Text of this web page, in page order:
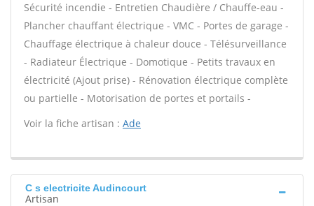
Sécurité incendie - Entretien Chaudière / Chauffe-eau -
Plancher chauffant électrique - VMC - Portes de garage -
Chauffage électrique à chaleur douce - Télésurveillance
- Radiateur Électrique - Domotique - Petits travaux en
électricité (Ajout prise) - Rénovation électrique complète
ou partielle - Motorisation de portes et portails -
Voir la fiche artisan : Ade
C s electricite Audincourt
Artisan